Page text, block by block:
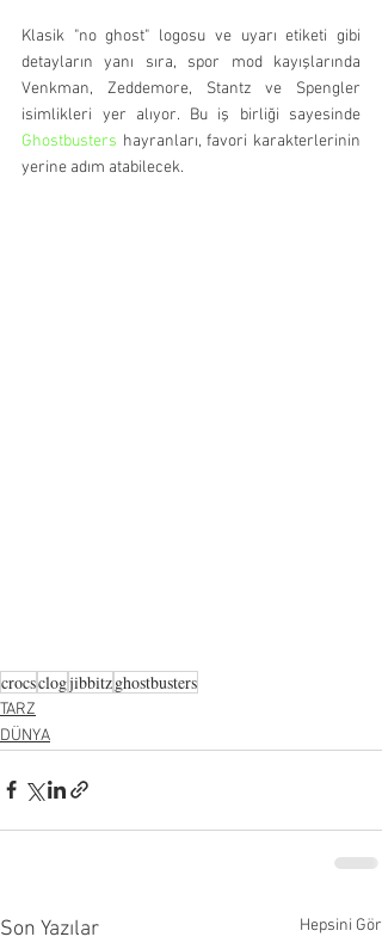
Klasik "no ghost" logosu ve uyarı etiketi gibi
detayların yanı sıra, spor mod kayışlarında
Venkman, Zeddemore, Stantz ve Spengler
Ghostbusters hayranları, favori karakterlerinin
yerine adım atabilecek.
crocsclogjibbitzghostbusters
TARZ
DÜNYA
Son Yazılar Hepsini Gör